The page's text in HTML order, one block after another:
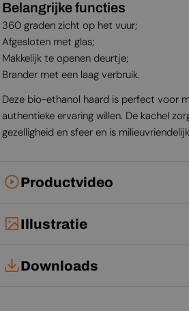
Belangrijke functies
360 graden zicht op het vuur;
Afgesloten met glas;
Makkelijk te openen deurtje;
Brander met een laag verbruik.
Deze bio-ethanol haard is perfect voor
authentieke ervaring willen. De kachel
gezelligheid en sfeer en is
Productvideo
Illustratie
Downloads